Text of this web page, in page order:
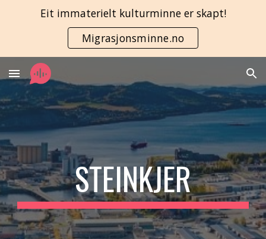
Skip to navigation
Eit immaterielt kulturminne er skapt!
Migrasjonsminne.no
STEINKJER